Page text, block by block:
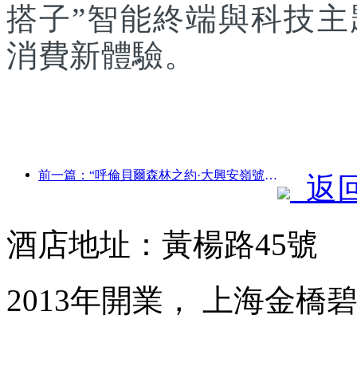
搭子”智能終端與科技
消費新體驗。
前一篇：“呼倫貝爾森林之約·大興安嶺號--星光列車·天翼之旅”旅游專列首發
返
酒店地址：黃楊路45號
2013年開業， 上海金